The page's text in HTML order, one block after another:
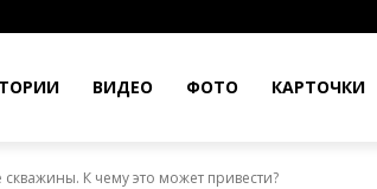
ВИДЕО ФОТО КАРТОЧКИ
К чему это может привести?